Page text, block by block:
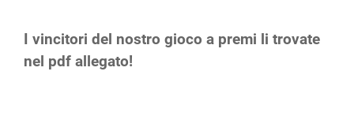
I vincitori del nostro gioco a premi li trovate
nel pdf allegato!